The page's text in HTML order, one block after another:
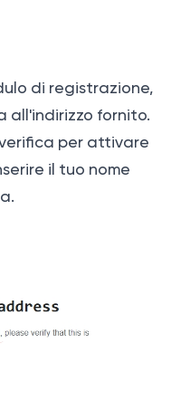
di registrazione,
all'indirizzo fornito.
per attivare
il tuo nome